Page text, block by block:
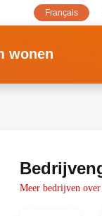
Français
wonen
Meer bedrijven